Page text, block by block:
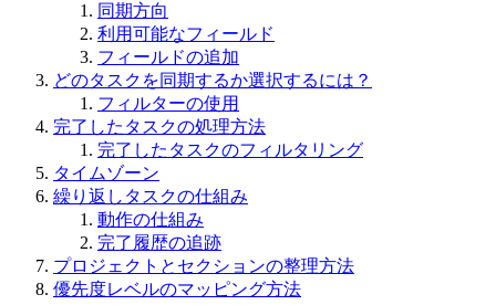
同期方向
利用可能なフィールド
フィールドの追加
どのタスクを同期するか選択するには？
フィルターの使用
完了したタスクの処理方法
完了したタスクのフィルタリング
タイムゾーン
繰り返しタスクの仕組み
動作の仕組み
完了履歴の追跡
プロジェクトとセクションの整理方法
優先度レベルのマッピング方法